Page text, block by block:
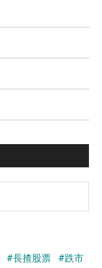
#長揸股票
#跌市